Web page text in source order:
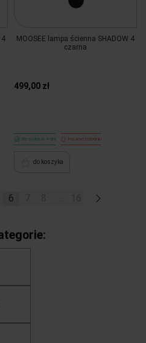
4
MOOSEE lampa ścienna SHADOW 4
czarna
499,00 zł
Wysyłka w 4 dni Na wyczerpaniu
do koszyka
6 »